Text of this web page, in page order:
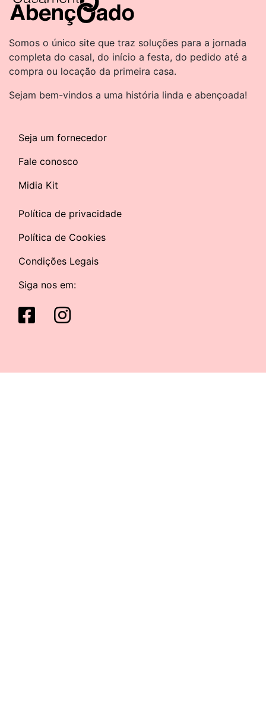
Somos o único site que traz soluções para a jornada
completa do casal, do início a festa, do pedido até a
compra ou locação da primeira casa.
Sejam bem-vindos a uma história linda e abençoada!
Seja um fornecedor
Fale conosco
Midia Kit
Política de privacidade
Política de Cookies
Condições Legais
Siga nos em: